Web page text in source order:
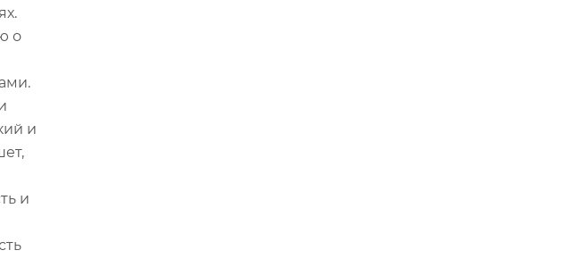
о
и
и